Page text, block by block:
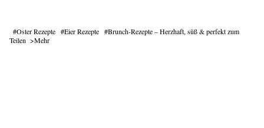
Oster Rezepte Eier Rezepte
Brunch-Rezepte – Herzhaft, süß & perfekt zum
Teilen
Mehr